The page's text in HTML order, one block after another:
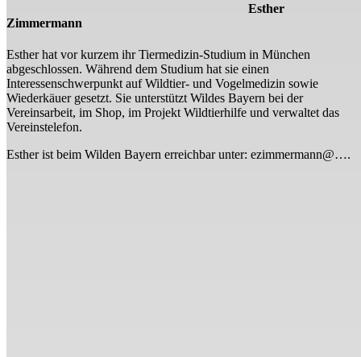
Esther
Zimmermann
Esther hat vor kurzem ihr Tiermedizin-Studium in München
abgeschlossen. Während dem Studium hat sie einen
Interessenschwerpunkt auf Wildtier- und Vogelmedizin sowie
Wiederkäuer gesetzt. Sie unterstützt Wildes Bayern bei der
Vereinsarbeit, im Shop, im Projekt Wildtierhilfe und verwaltet das
Vereinstelefon.
Esther ist beim Wilden Bayern erreichbar unter: ezimmermann@….